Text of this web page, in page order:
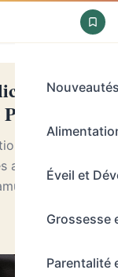
Éveil et
Grossesse
Parentalité
de
de voyage
avec vos
Vous
dans le